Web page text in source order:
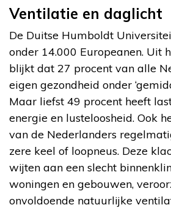
Ventilatie en daglicht
De Duitse Humboldt
onder 14.000 Europeanen. Uit
blijkt dat 27 procent van alle
eigen gezondheid onder
Maar liefst 49 procent heeft
energie en lusteloosheid. Ook
van de Nederlanders
zere keel of loopneus. Deze
wijten aan een slecht
woningen en gebouwen,
onvoldoende natuurlijke